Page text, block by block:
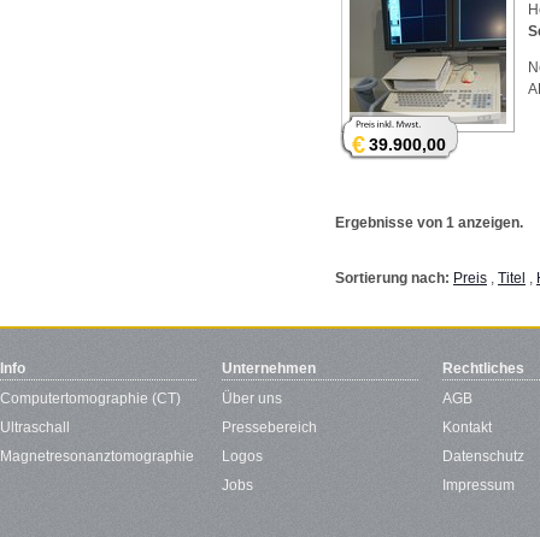
€39.900,00
Ergebnisse von 1 anzeigen.
Sortierung nach: Preis , Titel ,
Info
Computertomographie (CT)
Ultraschall
Magnetresonanztomographie
Unternehmen
Über uns
Pressebereich
Logos
Jobs
Rechtliches
AGB
Kontakt
Datenschutz
Impressum